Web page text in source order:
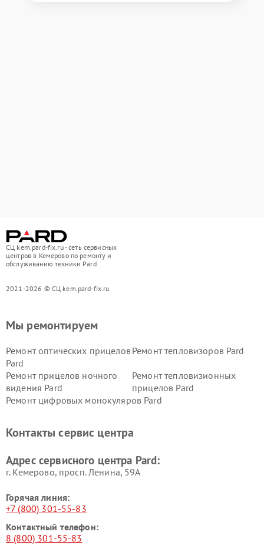
СЦ kem.pard-fix.ru - сеть сервисных
центров в Кемерово по ремонту и
обслуживанию техники Pard
2021-2026 © СЦ kem.pard-fix.ru
Мы ремонтируем
Ремонт оптических прицелов
Pard
Ремонт тепловизоров Pard
Ремонт прицелов ночного
видения Pard
Ремонт тепловизионных
прицелов Pard
Ремонт цифровых монокуляров Pard
Контакты сервис центра
Адрес сервисного центра Pard:
г. Кемерово, просп. Ленина, 59А
Горячая линия:
+7 (800) 301-55-83
Контактный телефон:
8 (800) 301-55-83